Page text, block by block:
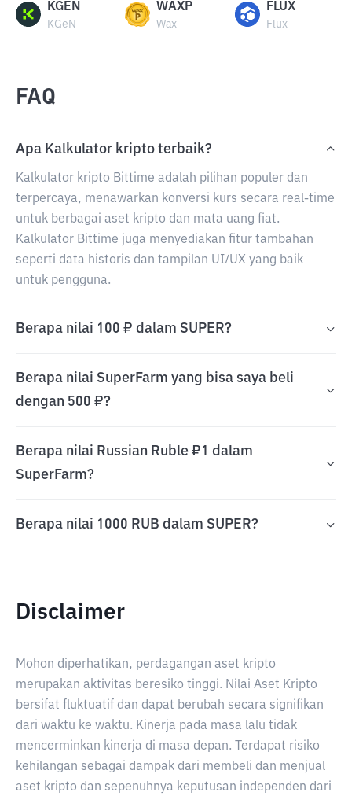
KGEN
KGeN
WAXP
Wax
FLUX
Flux
FAQ
Apa Kalkulator kripto terbaik?
Kalkulator kripto Bittime adalah pilihan populer dan
terpercaya, menawarkan konversi kurs secara real-time
untuk berbagai aset kripto dan mata uang fiat.
Kalkulator Bittime juga menyediakan fitur tambahan
seperti data historis dan tampilan UI/UX yang baik
untuk pengguna.
Berapa nilai 100 ₽ dalam SUPER?
Berapa nilai SuperFarm yang bisa saya beli
dengan 500 ₽?
Berapa nilai Russian Ruble ₽1 dalam
SuperFarm?
Berapa nilai 1000 RUB dalam SUPER?
Disclaimer
Mohon diperhatikan, perdagangan aset kripto
merupakan aktivitas beresiko tinggi. Nilai Aset Kripto
bersifat fluktuatif dan dapat berubah secara signifikan
dari waktu ke waktu. Kinerja pada masa lalu tidak
mencerminkan kinerja di masa depan. Terdapat risiko
kehilangan sebagai dampak dari membeli dan menjual
aset kripto dan sepenuhnya keputusan independen dari